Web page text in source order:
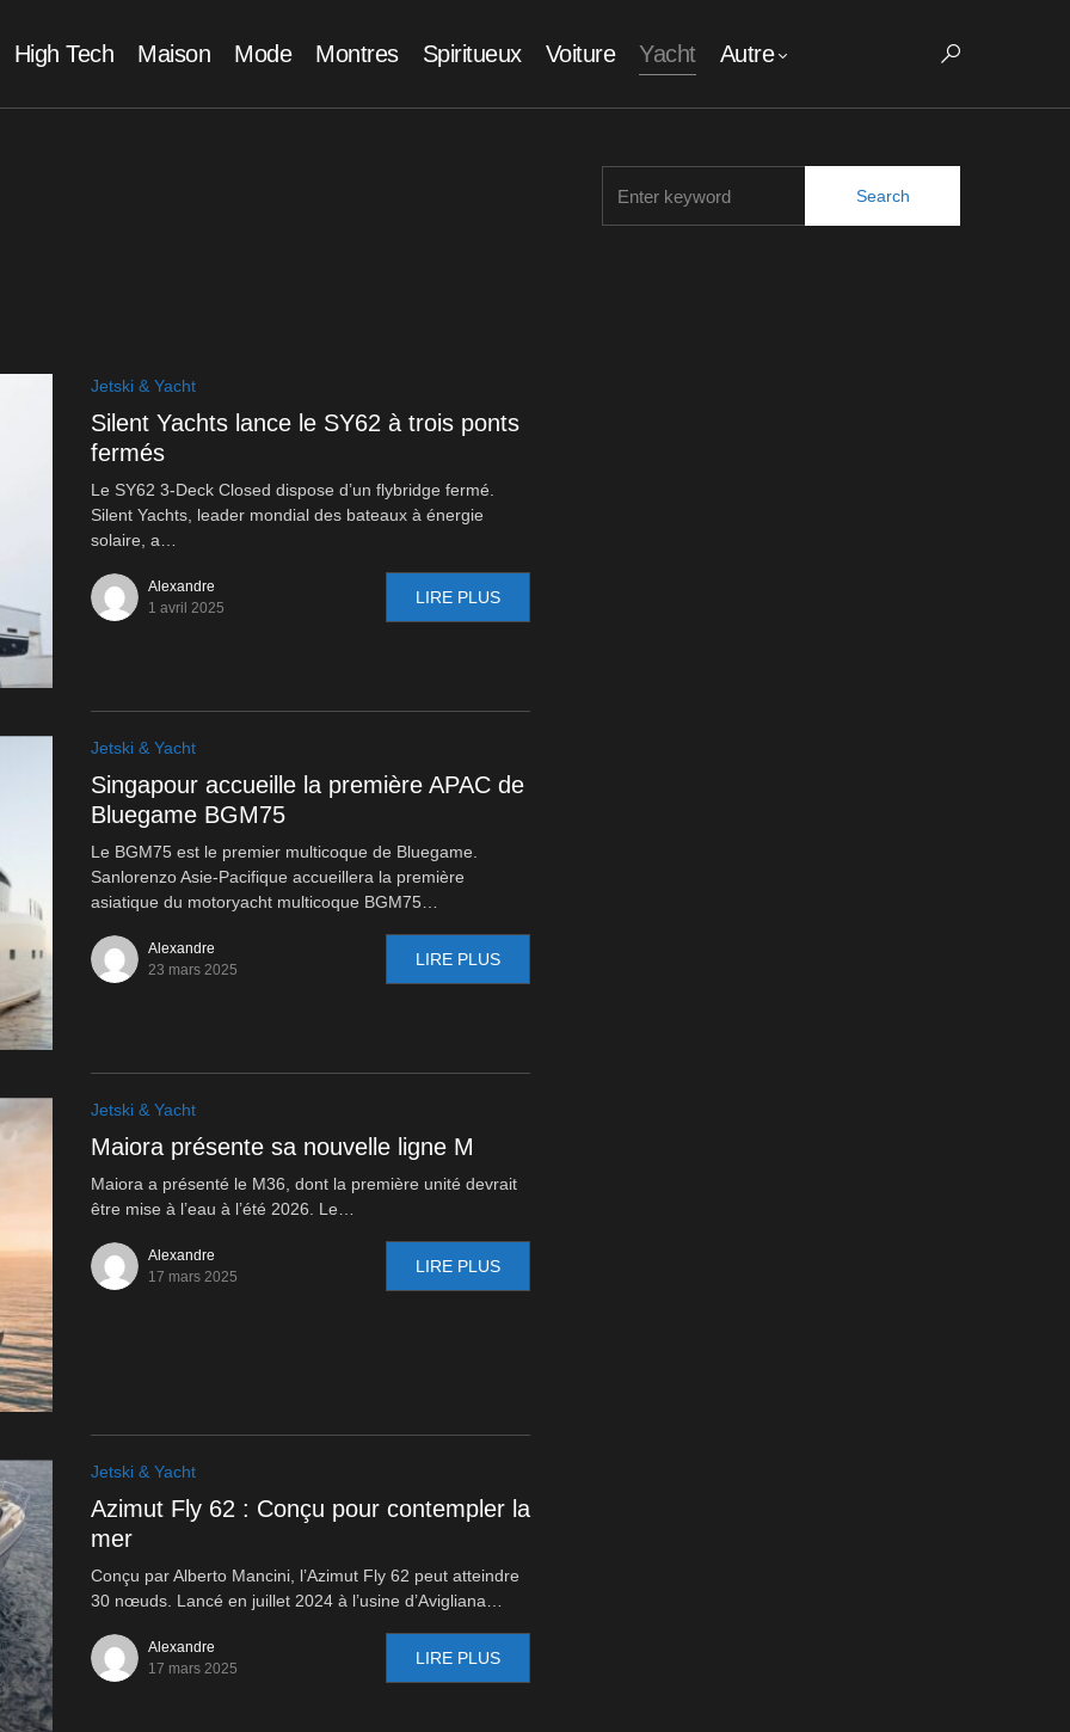
High Tech Maison Mode Montres Spiritueux Voiture Yacht Autre
Jetski & Yacht
Silent Yachts lance le SY62 à trois ponts
fermés
Le SY62 3-Deck Closed dispose d’un flybridge fermé.
Silent Yachts, leader mondial des bateaux à énergie
solaire, a…
Alexandre
1 avril 2025
LIRE PLUS
Jetski & Yacht
Singapour accueille la première APAC de
Bluegame BGM75
Le BGM75 est le premier multicoque de Bluegame.
Sanlorenzo Asie-Pacifique accueillera la première
asiatique du motoryacht multicoque BGM75…
Alexandre
23 mars 2025
LIRE PLUS
Jetski & Yacht
Maiora présente sa nouvelle ligne M
Maiora a présenté le M36, dont la première unité devrait
être mise à l’eau à l’été 2026. Le…
Alexandre
17 mars 2025
LIRE PLUS
Jetski & Yacht
Azimut Fly 62 : Conçu pour contempler la
mer
Conçu par Alberto Mancini, l’Azimut Fly 62 peut atteindre
30 nœuds. Lancé en juillet 2024 à l’usine d’Avigliana…
Alexandre
17 mars 2025
LIRE PLUS
Search